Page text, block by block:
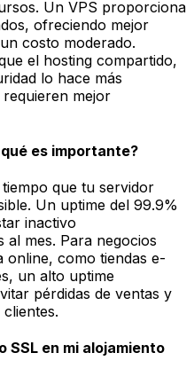
Un VPS proporciona
ofreciendo mejor
costo moderado.
el hosting compartido,
lo hace más
mejor
es importante?
que tu servidor
Un uptime del 99.9%
inactivo
al mes. Para negocios
online, como tiendas e-
un alto uptime
pérdidas de ventas y
SSL en mi alojamiento